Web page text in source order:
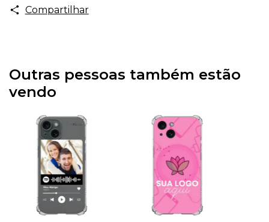
Compartilhar
Outras pessoas também estão
vendo